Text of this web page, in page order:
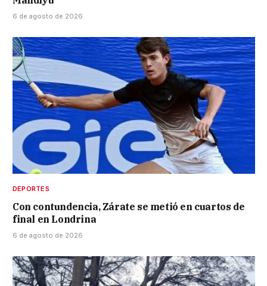
6 de agosto de 2026
DEPORTES
Con contundencia, Zárate se metió en cuartos de
final en Londrina
6 de agosto de 2026